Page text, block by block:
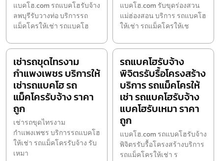
แบคโฮ.com รถแบคโฮรับจ้าง
ลพบุรีรับวางท่อ บริการรถ
แม็คโครให้เช่า รถแบคโฮ
แบคโฮ.com รับขุดร่องสวน
แม่ฮ่องสอน บริการ รถแบคโฮ
ให้เช่า รถแม็คโครให้เช
เช่ารถขุดไทรงาม
กำแพงเพชร บริการให้
เช่ารถแบคโฮ รถ
แม็คโครรับจ้าง ราคา
ถูก
เช่ารถขุดไทรงาม
กำแพงเพชร บริการรถแบคโฮ
ให้เช่า รถแม็คโครรับจ้าง รับ
เหมา
รถแบคโฮรับจ้าง
พิจิตรรับรื้อโครงสร้าง
บริการ รถแม็คโครให้
เช่า รถแบคโฮรับจ้าง
แบคโฮรับเหมา ราคา
ถูก
แบคโฮ.com รถแบคโฮรับจ้าง
พิจิตรรับรื้อโครงสร้างบริการ
รถแม็คโครให้เช่า ร